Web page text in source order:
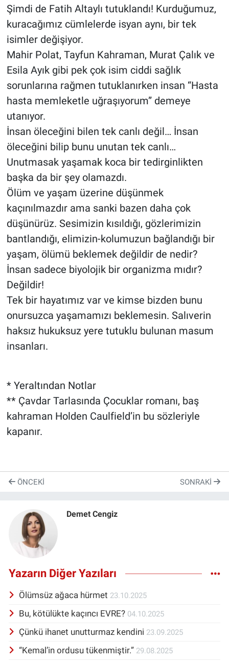
Şimdi de Fatih Altaylı tutuklandı! Kurduğumuz,
kuracağımız cümlelerde isyan aynı, bir tek
isimler değişiyor.
Mahir Polat, Tayfun Kahraman, Murat Çalık ve
Esila Ayık gibi pek çok isim ciddi sağlık
sorunlarına rağmen tutuklanırken insan “Hasta
hasta memleketle uğraşıyorum” demeye
utanıyor.
İnsan öleceğini bilen tek canlı değil… İnsan
öleceğini bilip bunu unutan tek canlı…
Unutmasak yaşamak koca bir tedirginlikten
başka da bir şey olamazdı.
Ölüm ve yaşam üzerine düşünmek
kaçınılmazdır ama sanki bazen daha çok
düşünürüz. Sesimizin kısıldığı, gözlerimizin
bantlandığı, elimizin-kolumuzun bağlandığı bir
yaşam, ölümü beklemek değildir de nedir?
İnsan sadece biyolojik bir organizma mıdır?
Değildir!
Tek bir hayatımız var ve kimse bizden bunu
onursuzca yaşamamızı beklemesin. Salıverin
haksız hukuksuz yere tutuklu bulunan masum
insanları.
* Yeraltından Notlar
** Çavdar Tarlasında Çocuklar romanı, baş
kahraman Holden Caulfield’in bu sözleriyle
kapanır.
ÖNCEKI SONRAKI
Demet Cengiz
Yazarın Diğer Yazıları
Ölümsüz ağaca hürmet 23.10.2025
Bu, kötülükte kaçıncı EVRE? 04.10.2025
Çünkü ihanet unutturmaz kendini 23.09.2025
“Kemal’in ordusu tükenmiştir.” 29.08.2025